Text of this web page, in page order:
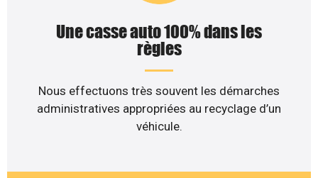
Une casse auto 100% dans les
règles
Nous effectuons très souvent les démarches
administratives appropriées au recyclage d’un
véhicule.